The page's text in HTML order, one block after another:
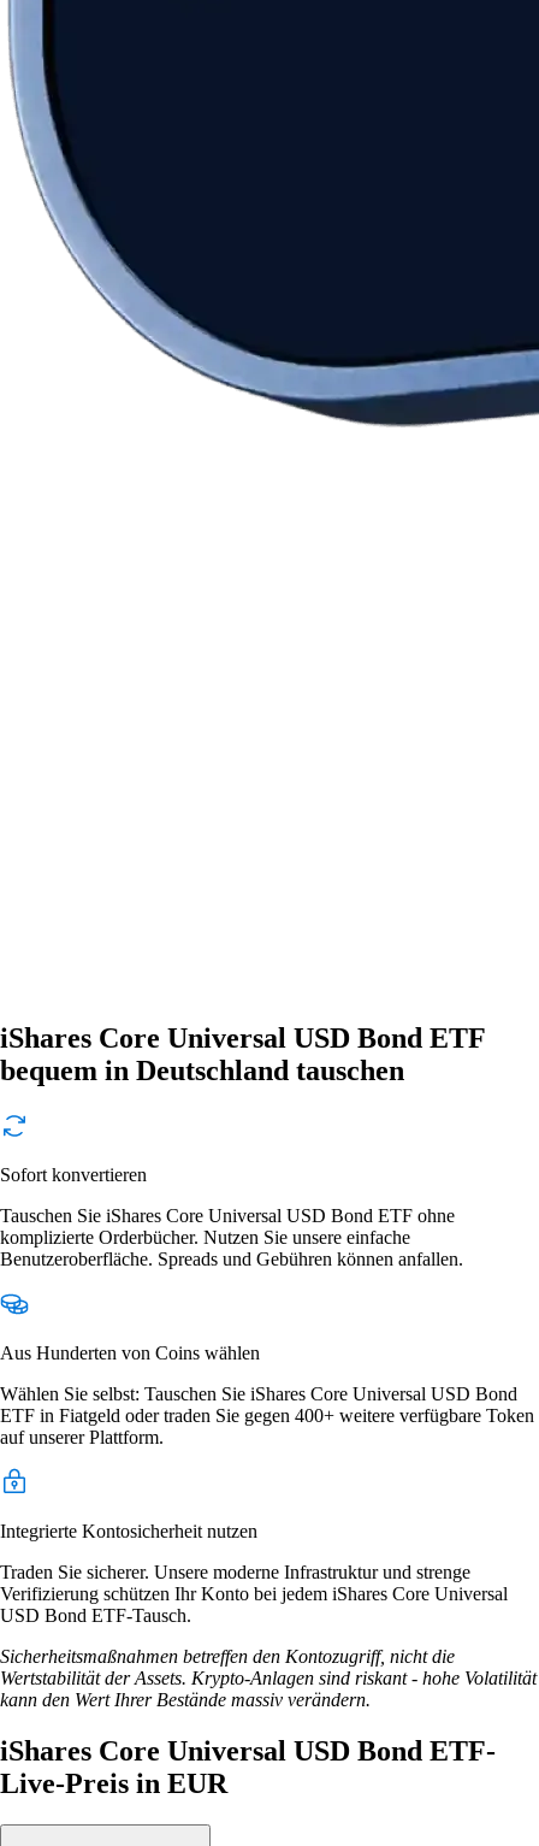
iShares Core Universal USD Bond ETF
bequem in Deutschland tauschen
Sofort konvertieren
Tauschen Sie iShares Core Universal USD Bond ETF ohne
komplizierte Orderbücher. Nutzen Sie unsere einfache
Benutzeroberfläche. Spreads und Gebühren können anfallen.
Aus Hunderten von Coins wählen
Wählen Sie selbst: Tauschen Sie iShares Core Universal USD Bond
ETF in Fiatgeld oder traden Sie gegen 400+ weitere verfügbare Token
auf unserer Plattform.
Integrierte Kontosicherheit nutzen
Traden Sie sicherer. Unsere moderne Infrastruktur und strenge
Verifizierung schützen Ihr Konto bei jedem iShares Core Universal
USD Bond ETF-Tausch.
Sicherheitsmaßnahmen betreffen den Kontozugriff, nicht die
Wertstabilität der Assets. Krypto-Anlagen sind riskant - hohe Volatilität
kann den Wert Ihrer Bestände massiv verändern.
iShares Core Universal USD Bond ETF-
Live-Preis in EUR